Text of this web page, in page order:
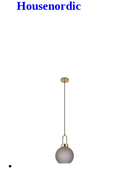
Housenordic